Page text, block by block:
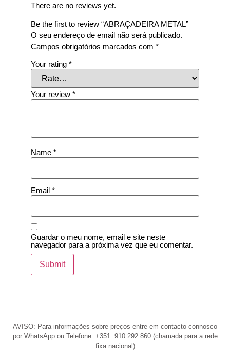
There are no reviews yet.
Be the first to review “ABRAÇADEIRA METAL”
O seu endereço de email não será publicado.
Campos obrigatórios marcados com *
Your rating *
Your review *
Name *
Email *
Guardar o meu nome, email e site neste
navegador para a próxima vez que eu comentar.
AVISO: Para informações sobre preços entre em contacto connosco
por WhatsApp ou Telefone: +351 910 292 860 (chamada para a rede
fixa nacional)